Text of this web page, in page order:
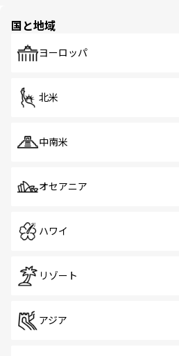
で、ホーカーズは地元の風
国と地域
ヨーロッパ
北米
中南米
オセアニア
ハワイ
リゾート
アジア